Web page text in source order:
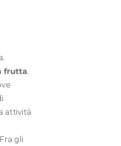
frutta,
attività
gli